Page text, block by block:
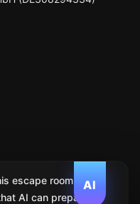
AI
escape room. We
AI can prepare